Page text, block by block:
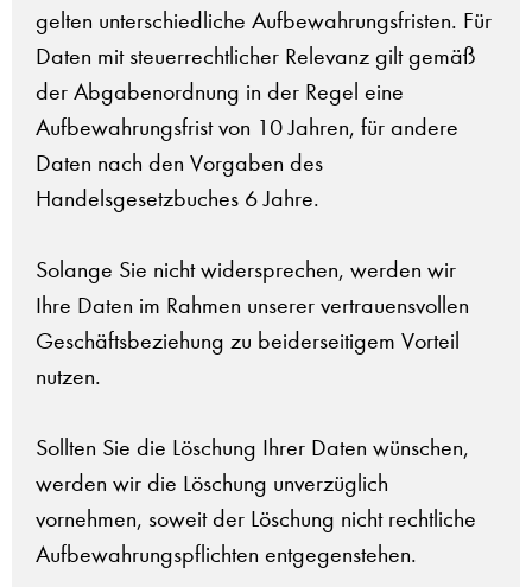
gelten unterschiedliche Aufbewahrungsfristen. Für
Daten mit steuerrechtlicher Relevanz gilt gemäß
der Abgabenordnung in der Regel eine
Aufbewahrungsfrist von 10 Jahren, für andere
Daten nach den Vorgaben des
Handelsgesetzbuches 6 Jahre.
Solange Sie nicht widersprechen, werden wir
Ihre Daten im Rahmen unserer vertrauensvollen
Geschäftsbeziehung zu beiderseitigem Vorteil
nutzen.
Sollten Sie die Löschung Ihrer Daten wünschen,
werden wir die Löschung unverzüglich
vornehmen, soweit der Löschung nicht rechtliche
Aufbewahrungspflichten entgegenstehen.